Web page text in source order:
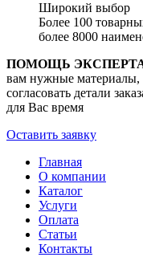
Широкий выбор
Более 100
более 8000
ПОМОЩЬ
вам нужные материалы,
согласовать детали
для Вас время
Оставить заявку
Главная
О компании
Каталог
Услуги
Оплата
Статьи
Контакты